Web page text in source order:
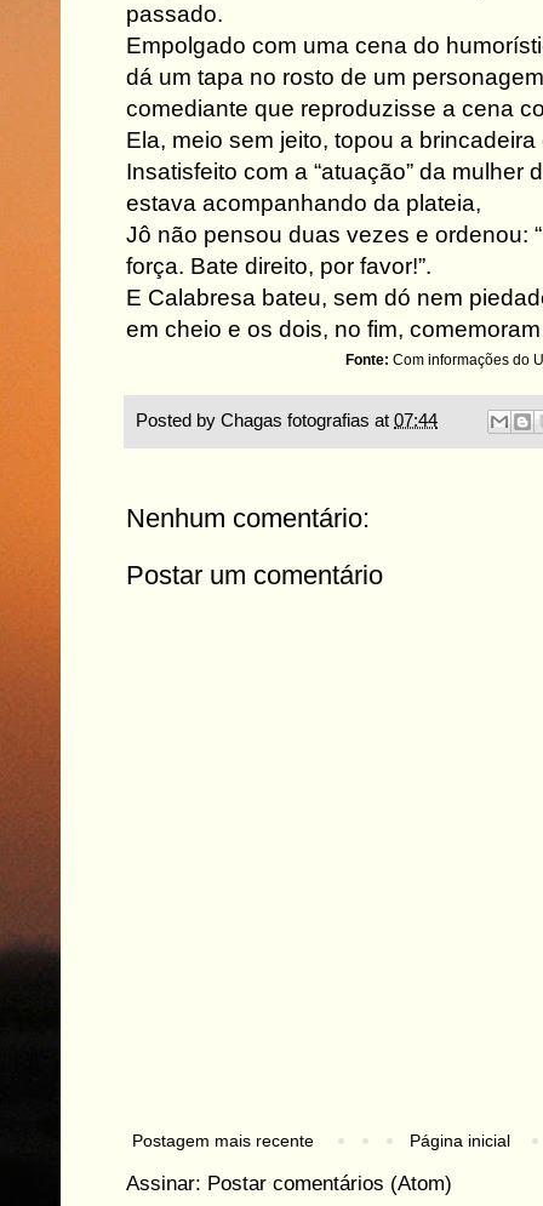
passado.
Empolgado com uma cena do
dá um tapa no rosto de um
comediante que reproduzisse a cena
Ela, meio sem jeito, topou a
Insatisfeito com a “atuação” da mulher
estava acompanhando da plateia,
Jô não pensou duas vezes e ordenou:
força. Bate direito, por favor!”.
E Calabresa bateu, sem dó nem
em cheio e os dois, no fim,
Fonte: Com informações do
Posted by Chagas fotografias at 07:44
Nenhum comentário:
Postar um comentário
Postagem mais recente Página inicial
Assinar: Postar comentários (Atom)